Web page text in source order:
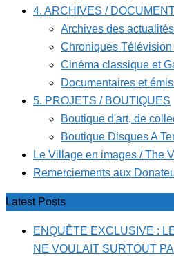
4. ARCHIVES /
Archives des
Chroniques
Cinéma classique et
Documentaires et
5. PROJETS / BOUTIQUES
Boutique d'art, de
Boutique Disques A
Le Village en images / The
Remerciements aux
Latest Posts
ENQUÊTE EXCLUSIVE :
NE VOULAIT SURTOUT